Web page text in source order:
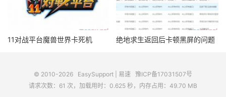
11对战平台魔兽世界卡死机 绝地求生返回后卡顿黑屏的问题
© 2010-2026 EasySupport | 易速
豫ICP备17031507号
请求次数：61 次，加载用时：0.625 秒，内存占用：49.70 MB